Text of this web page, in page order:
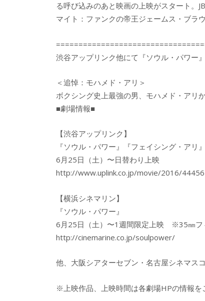
る呼び込みのあと映画の上映がスタート。
マイト：ファンクの帝王ジェームス・ブラ
渋谷アップリンク他にて『ソウル・パワー
＜追悼：モハメド・アリ＞
ボクシング史上最強の男、モハメド・アリ
■劇場情報■
【渋谷アップリンク】
『ソウル・パワー』『フェイシング・アリ』
6月25日（土）〜日替わり上映
http://www.uplink.co.jp/movie/2016/
【横浜シネマリン】
『ソウル・パワー』
6月25日（土）〜1週間限定上映 ※35㎜フ
http://cinemarine.co.jp/soulpower/
他、大阪シアターセブン・名古屋シネマス
※上映作品、上映時間は各劇場HPの情報を